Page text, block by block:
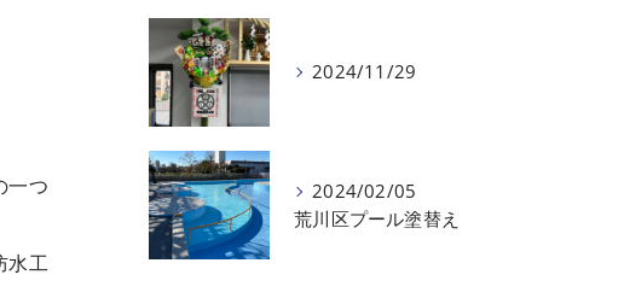
一つ
水工
2024/11/29
2024/02/05
荒川区プール塗替え